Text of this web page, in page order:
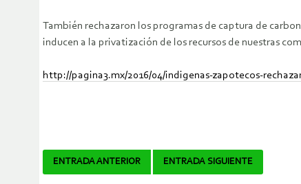
También rechazaron los programas de captura de
inducen a la privatización de los recursos de nuestras
http://pagina3.mx/2016/04/indigenas-zapotecos-
Navegador
ENTRADA ANTERIOR ENTRADA SIGUIENTE